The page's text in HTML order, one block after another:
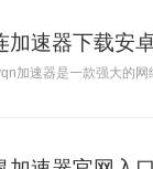
加速器下载安
加速器是一款强大的